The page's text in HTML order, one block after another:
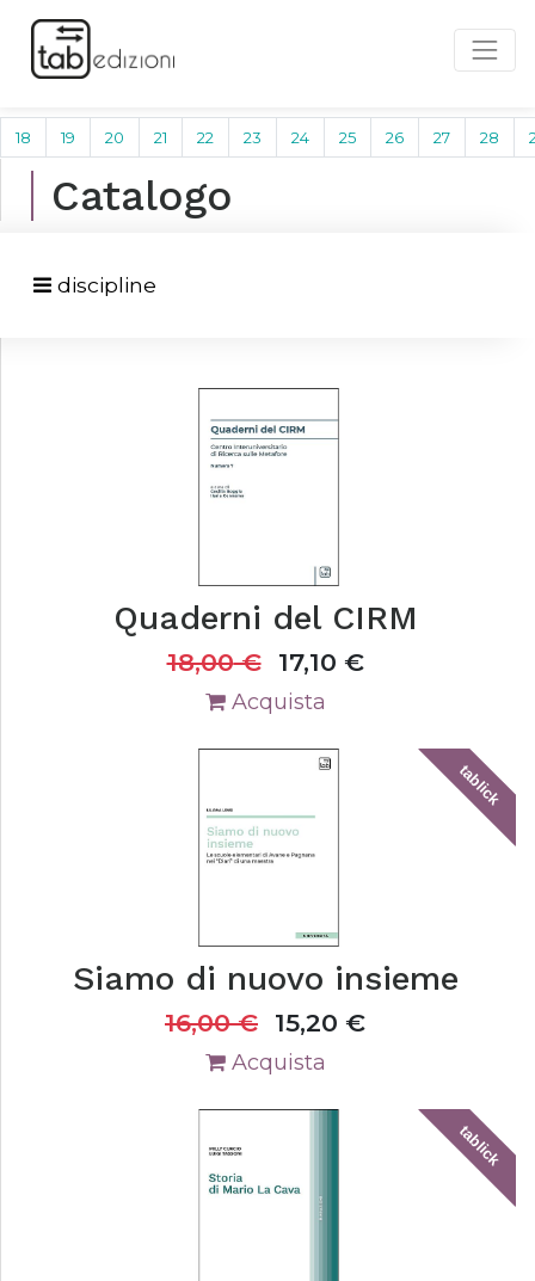
18 19 20 21 22 23 24 25 26 27 28
Catalogo
discipline
Quaderni del CIRM
18,00€ 17,10 €
Acquista
tablick
Siamo di nuovo insieme
16,00€ 15,20 €
Acquista
tablick